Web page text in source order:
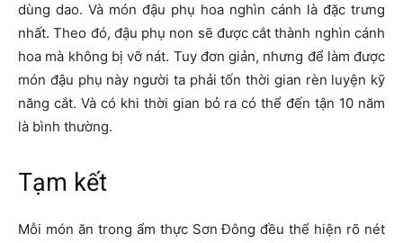
dùng dao. Và món đậu phụ hoa nghìn cánh là đặc trưng
nhất. Theo đó, đậu phụ non sẽ được cắt thành nghìn cánh
hoa mà không bị vỡ nát. Tuy đơn giản, nhưng để làm được
món đậu phụ này người ta phải tốn thời gian rèn luyện kỹ
năng cắt. Và có khi thời gian bỏ ra có thể đến tận 10 năm
là bình thường.
Tạm kết
Mỗi món ăn trong ẩm thực Sơn Đông đều thể hiện rõ nét